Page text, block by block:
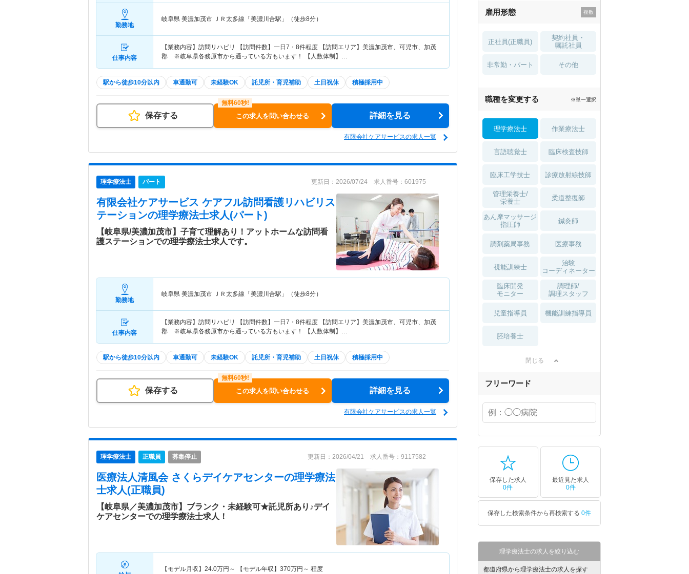
勤務地
岐阜県 美濃加茂市 ＪＲ太多線「美濃川合駅」（徒歩8分）
仕事内容
【業務内容】訪問リハビリ 【訪問件数】一日7・8件程度 【訪問エリア】美濃加茂市、可児市、加茂
郡 ※岐阜県各務原市から通っている方もいます！ 【人数体制】…
駅から徒歩10分以内 車通勤可 未経験OK 託児所・育児補助 土日祝休 積極採用中
保存する この求人を問い合わせる 詳細を見る
有限会社ケアサービスの求人一覧
理学療法士 パート 更新日：2026/07/24 求人番号：601975
有限会社ケアサービス ケアフル訪問看護リハビリス
テーションの理学療法士求人(パート)
【岐阜県/美濃加茂市】子育て理解あり！アットホームな訪問看
護ステーションでの理学療法士求人です。
勤務地
岐阜県 美濃加茂市 ＪＲ太多線「美濃川合駅」（徒歩8分）
仕事内容
【業務内容】訪問リハビリ 【訪問件数】一日7・8件程度 【訪問エリア】美濃加茂市、可児市、加茂
郡 ※岐阜県各務原市から通っている方もいます！ 【人数体制】…
駅から徒歩10分以内 車通勤可 未経験OK 託児所・育児補助 土日祝休 積極採用中
保存する この求人を問い合わせる 詳細を見る
有限会社ケアサービスの求人一覧
理学療法士 正職員 募集停止 更新日：2026/04/21 求人番号：9117582
医療法人清風会 さくらデイケアセンターの理学療法
士求人(正職員)
【岐阜県／美濃加茂市】ブランク・未経験可★託児所あり♪デイ
ケアセンターでの理学療法士求人！
【モデル月収】 24.0万円～ 【モデル年収】 370万円～ 程度
住宅手当・補助
土日祝休 無資格 OK
積極採用中 WEB面接OK
雇用形態
正社員(正職員)
契約社員・
嘱託社員
非常勤・パート その他
職種を変更する ※単一選択
理学療法士 作業療法士
言語聴覚士 臨床検査技師
臨床工学技士 診療放射線技師
管理栄養士/
栄養士
柔道整復師
あん摩マッサージ
指圧師
鍼灸師
調剤薬局事務 医療事務
視能訓練士
治験
コーディネーター
臨床開発
モニター
調理師/
調理スタッフ
児童指導員 機能訓練指導員
胚培養士
閉じる
フリーワード
保存した求人
0件
最近見た求人
0件
保存した検索条件から再検索する 0件
理学療法士の求人を絞り込む
都道府県から理学療法士の求人を探す